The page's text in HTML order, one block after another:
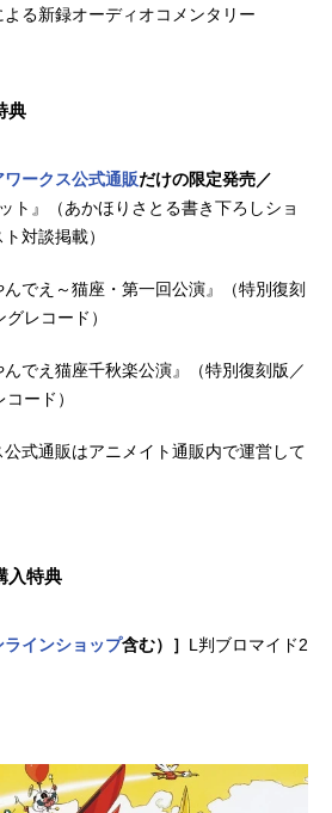
る新録オーディオコメンタリー
典
ークス公式通販だけの限定発売／
ト』（あかほりさとる書き下ろしショ
対談掲載）
でえ～猫座・第一回公演』（特別復刻
レコード）
でえ猫座千秋楽公演』（特別復刻版／
ード）
式通販はアニメイト通販内で運営して
入特典
ラインショップ含む）］ L判ブロマイド2